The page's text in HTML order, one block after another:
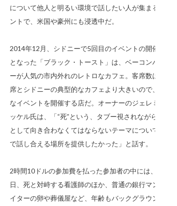
について他人と明るい環境で話したい人が集まるイベ
ントで、米国や豪州にも浸透中だ。
2014年12月、シドニーで5回目のイベントの開催場所
となった「ブラック・トースト」は、ベーコンバーガ
ーが人気の市内外れのレトロなカフェ。客席数は120
席とシドニーの典型的なカフェより大きいので、様々
なイベントを開催する店だ。オーナーのジェレミ・ヨ
ッケル氏は、「“死”という、タブー視されながら人間
として向き合わなくてはならないテーマについて、皆
で話し合える場所を提供したかった」と話す。
2時間10ドルの参加費を払った参加者の中には、毎
日、死と対峙する看護師のほか、普通の銀行マン、ラ
イターの卵や葬儀屋など、年齢もバックグラウンドも